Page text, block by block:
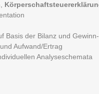
Basis der Bilanz und
Aufwand/Ertrag
Analyseschemata